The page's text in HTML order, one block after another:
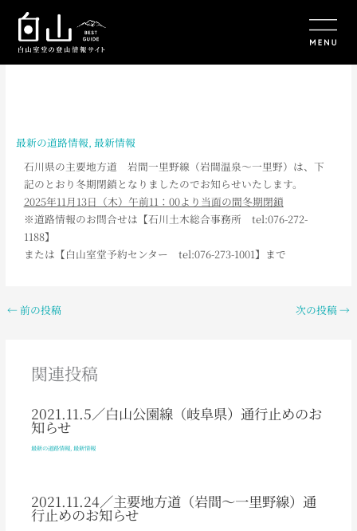
最新の道路情報, 最新情報
石川県の主要地方道 岩間一里野線（岩間温泉～一里野）は、下
記のとおり冬期閉鎖となりましたのでお知らせいたします。
2025年11月13日（木）午前11：00より当面の間冬期閉鎖
※道路情報のお問合せは【石川土木総合事務所 tel:076-272-
1188】
または【白山室堂予約センター tel:076-273-1001】まで
←前の投稿 次の投稿→
関連投稿
2021.11.5／白山公園線（岐阜県）通行止めのお
知らせ
最新の道路情報, 最新情報
2021.11.24／主要地方道（岩間～一里野線）通
行止めのお知らせ